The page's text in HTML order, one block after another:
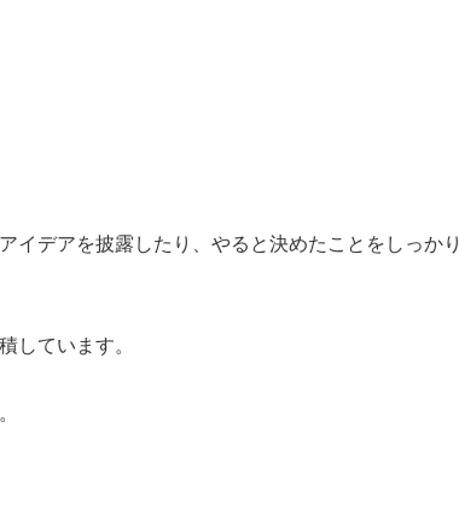
イデアを披露したり、やると決めたことをしっかり
しています。